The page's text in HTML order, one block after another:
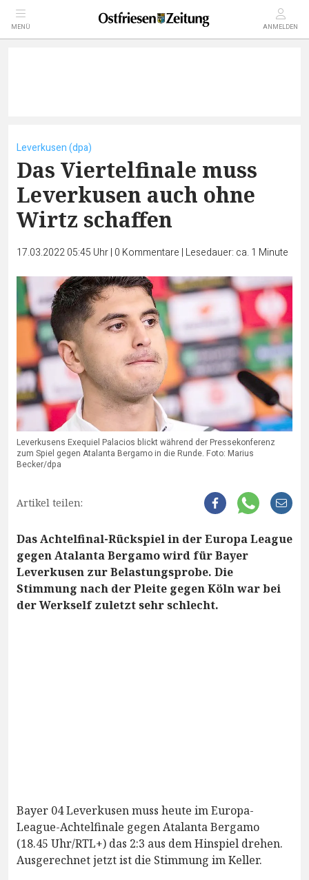
MENÜ ANMELDEN
Leverkusen (dpa)
Das Viertelfinale muss
Leverkusen auch ohne
Wirtz schaffen
17.03.2022 05:45 Uhr| 0 Kommentare | Lesedauer: ca. 1 Minute
Leverkusens Exequiel Palacios blickt während der Pressekonferenz
zum Spiel gegen Atalanta Bergamo in die Runde. Foto: Marius
Becker/dpa
Artikel teilen:
Das Achtelfinal-Rückspiel in der Europa League
gegen Atalanta Bergamo wird für Bayer
Leverkusen zur Belastungsprobe. Die
Stimmung nach der Pleite gegen Köln war bei
der Werkself zuletzt sehr schlecht.
Bayer 04 Leverkusen muss heute im Europa-
League-Achtelfinale gegen Atalanta Bergamo
(18.45 Uhr/RTL+) das 2:3 aus dem Hinspiel drehen.
Ausgerechnet jetzt ist die Stimmung im Keller.